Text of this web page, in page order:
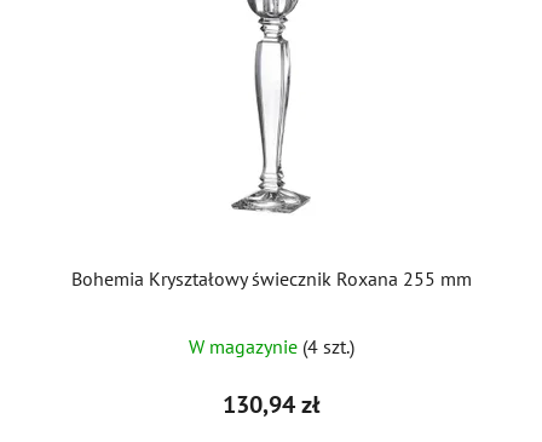
Bohemia Kryształowy świecznik Roxana 255 mm
W magazynie (4 szt.)
130,94 zł